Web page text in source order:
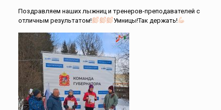
Поздравляем наших лыжниц и тренеров-преподавателей с
отличным результатом!
Умницы!Так держать!